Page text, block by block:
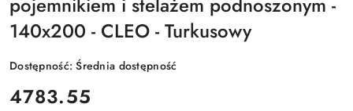
140x200 - CLEO - Turkusowy
Dostępność:Średnia dostępność
cena:
4783.55